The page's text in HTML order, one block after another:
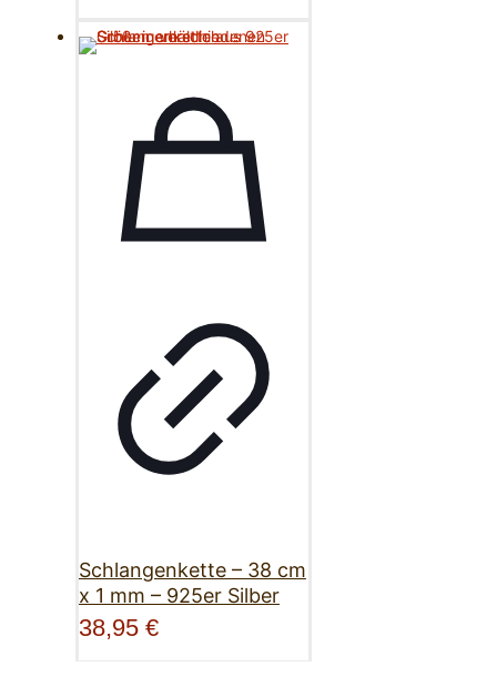
Schlangenkette – 38 cm
x 1 mm – 925er Silber
38,95 €